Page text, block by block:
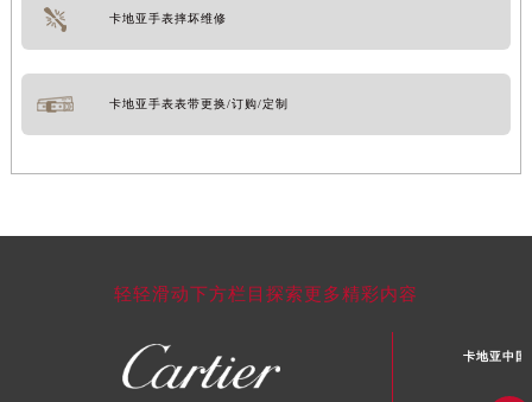
卡地亚手表摔坏维修
卡地亚手表表带更换/订购/定制
轻轻滑动下方栏目探索更多精彩内容
卡地亚中国